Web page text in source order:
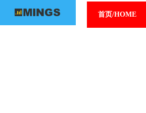
首页/HOME